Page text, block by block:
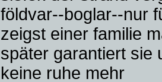
földvar--boglar--nur
zeigst einer familie
später garantiert sie
keine ruhe mehr